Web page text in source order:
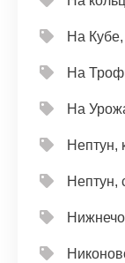
На
На
На
Нептун,
Нептун,